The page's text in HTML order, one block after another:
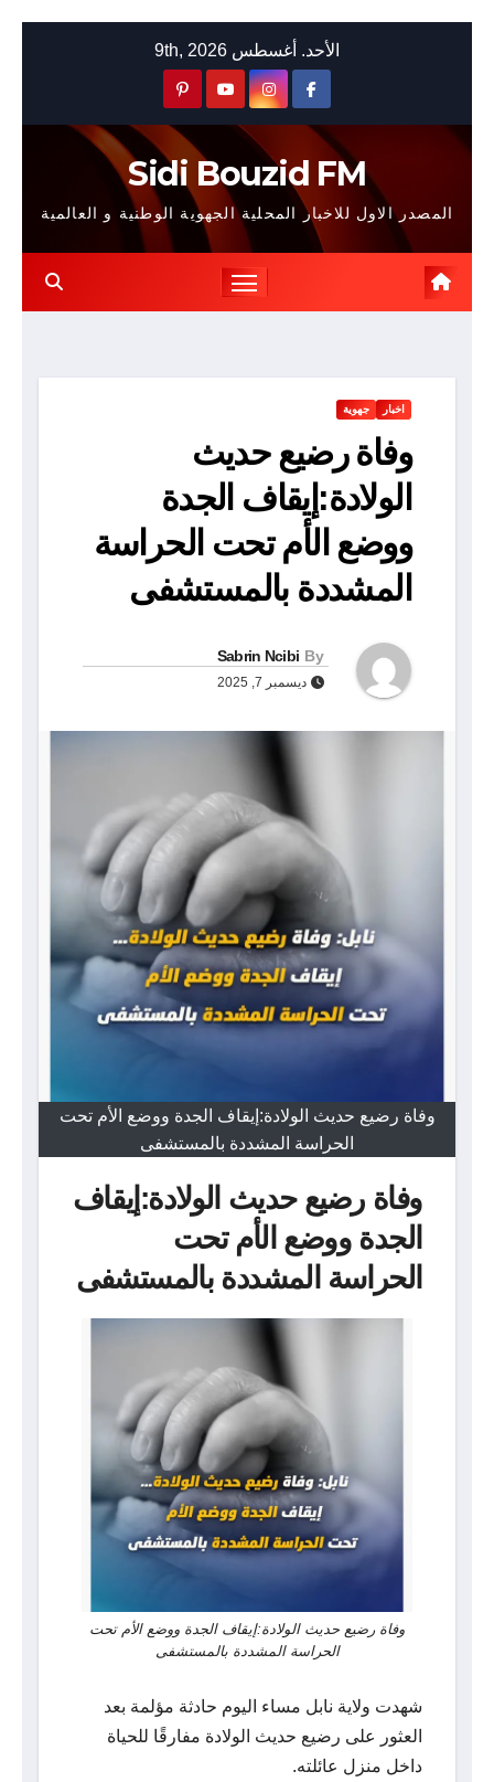
الأحد. أغسطس 9th, 2026
Sidi Bouzid FM
المصدر الاول للاخبار المحلية الجهوية الوطنية و العالمية
اخبار جهوية
وفاة رضيع حديث
الولادة:إيقاف الجدة
ووضع الأم تحت الحراسة
المشددة بالمستشفى
By
Sabrin Ncibi
ديسمبر 7, 2025
وفاة رضيع حديث الولادة:إيقاف الجدة ووضع الأم تحت
الحراسة المشددة بالمستشفى
وفاة رضيع حديث الولادة:إيقاف
الجدة ووضع الأم تحت
الحراسة المشددة بالمستشفى
وفاة رضيع حديث الولادة:إيقاف الجدة ووضع الأم تحت
الحراسة المشددة بالمستشفى
شهدت ولاية نابل مساء اليوم حادثة مؤلمة بعد
العثور على رضيع حديث الولادة مفارقًا للحياة
داخل منزل عائلته.